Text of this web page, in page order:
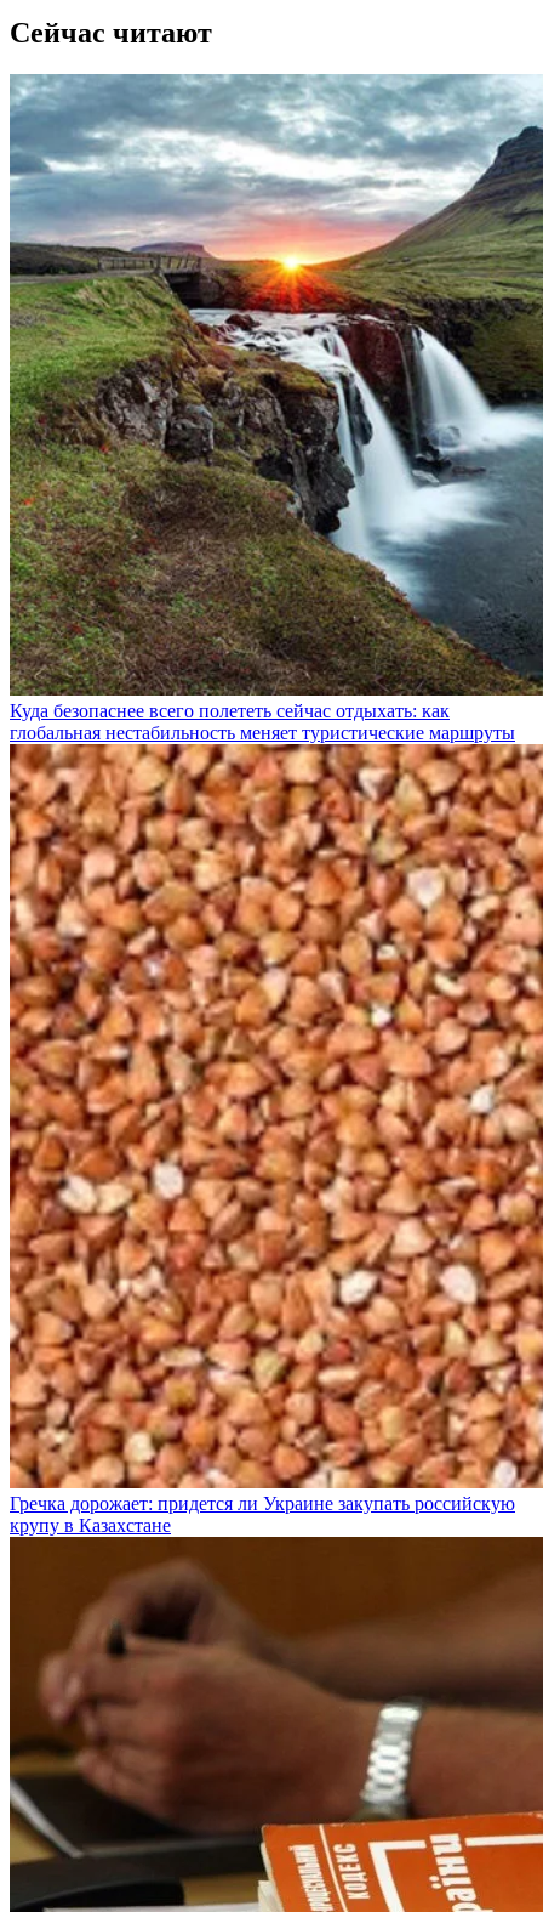
Сейчас читают
Куда безопаснее всего полететь сейчас отдыхать: как
глобальная нестабильность меняет туристические маршруты
Гречка дорожает: придется ли Украине закупать российскую
крупу в Казахстане